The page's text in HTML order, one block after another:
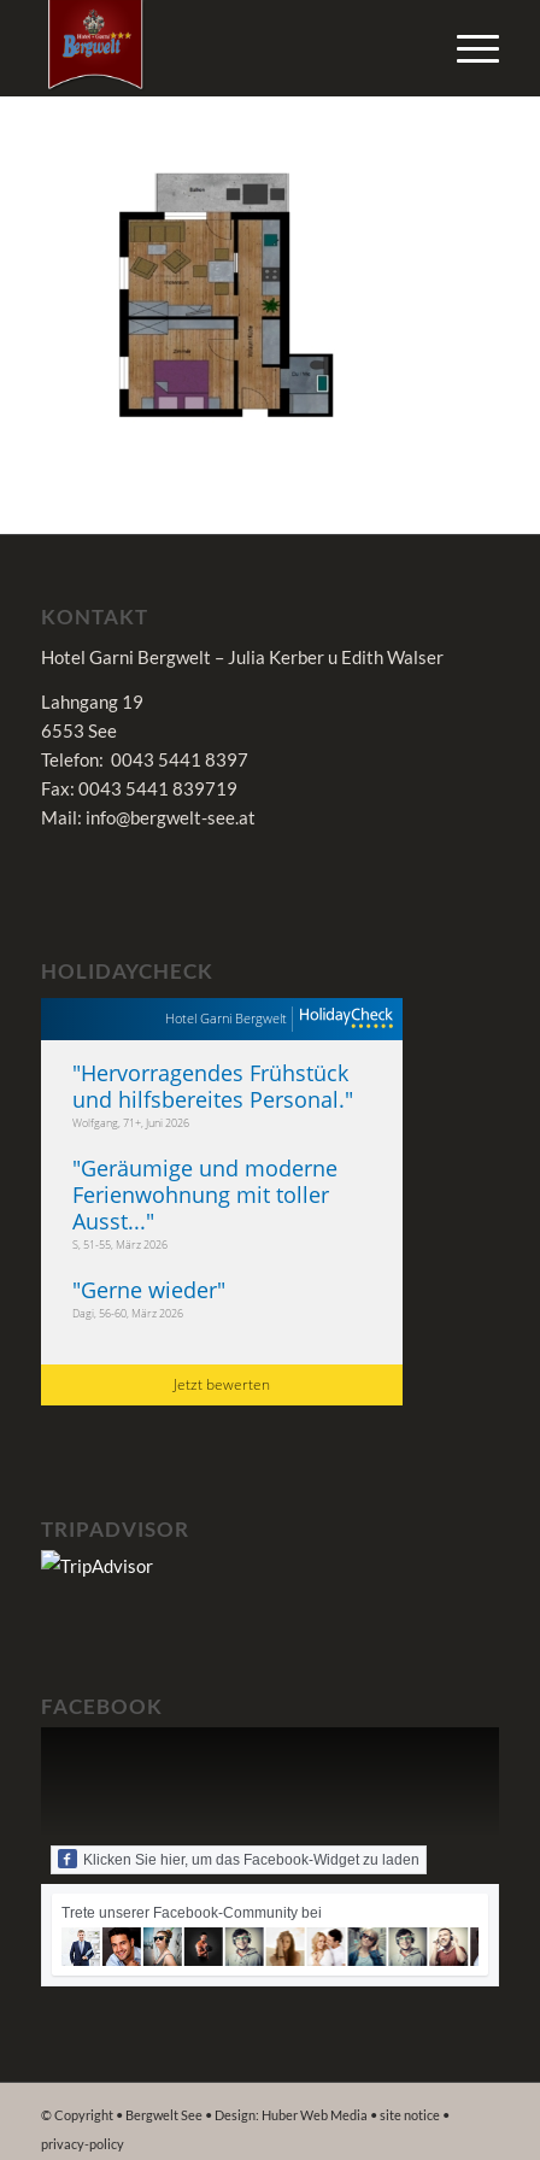
KONTAKT
Hotel Garni Bergwelt – Julia Kerber u Edith Walser
Lahngang 19
6553 See
Telefon: 0043 5441 8397
Fax: 0043 5441 839719
Mail: info@bergwelt-see.at
HOLIDAYCHECK
Hotel Garni Bergwelt
"Hervorragendes Frühstück
und hilfsbereites Personal."
Wolfgang, 71+, Juni 2026
"Geräumige und moderne
Ferienwohnung mit toller
Ausst..."
S, 51-55, März 2026
"Gerne wieder"
Dagi, 56-60, März 2026
Jetzt bewerten
TRIPADVISOR
FACEBOOK
Klicken Sie hier, um das Facebook-Widget zu laden
Trete unserer Facebook-Community bei
© Copyright • Bergwelt See • Design: Huber Web Media • site notice•
privacy-policy